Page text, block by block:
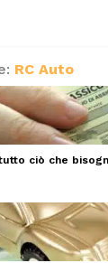
RC Auto
ciò che